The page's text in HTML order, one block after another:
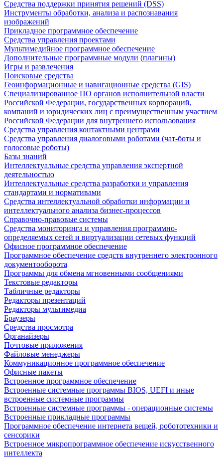
Средства поддержки принятия решений (DSS)
Инструменты обработки, анализа и распознавания
изображений
Прикладное программное обеспечение
Средства управления проектами
Мультимедийное программное обеспечение
Дополнительные программные модули (плагины)
Игры и развлечения
Поисковые средства
Геоинформационные и навигационные средства (GIS)
Специализированное ПО органов исполнительной власти
Российской Федерации, государственных корпораций,
компаний и юридических лиц с преимущественным участием
Российской Федерации для внутреннего использования
Средства управления контактными центрами
Средства управления диалоговыми роботами (чат-боты и
голосовые роботы)
Базы знаний
Интеллектуальные средства управления экспертной
деятельностью
Интеллектуальные средства разработки и управления
стандартами и нормативами
Средства интеллектуальной обработки информации и
интеллектуального анализа бизнес-процессов
Справочно-правовые системы
Средства мониторинга и управления программно-
определяемых сетей и виртуализации сетевых функций
Офисное программное обеспечение
Программное обеспечение средств внутреннего электронного
документооборота
Программы для обмена мгновенными сообщениями
Текстовые редакторы
Табличные редакторы
Редакторы презентаций
Редакторы мультимедиа
Браузеры
Средства просмотра
Органайзеры
Почтовые приложения
Файловые менеджеры
Коммуникационное программное обеспечение
Офисные пакеты
Встроенное программное обеспечение
Встроенные системные программы BIOS, UEFI и иные
встроенные системные программы
Встроенные системные программы - операционные системы
Встроенные прикладные программы
Программное обеспечение интернета вещей, робототехники и
сенсорики
Встроенное микропрограммное обеспечение искусственного
интеллекта